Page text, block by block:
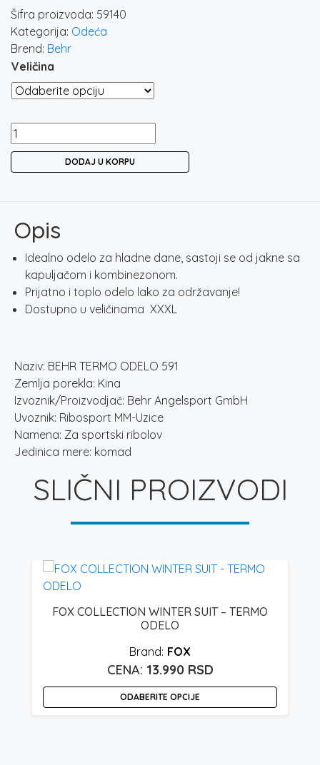
Šifra proizvoda: 59140
Kategorija: Odeća
Brend: Behr
Veličina
BEHR
TERMO
DODAJ U KORPU
Opis
Idealno odelo za hladne dane, sastoji se od jakne sa
kapuljačom i kombinezonom.
Prijatno i toplo odelo lako za održavanje!
Dostupno u veličinama XXXL
Naziv: BEHR TERMO ODELO 591
Zemlja porekla: Kina
Izvoznik/Proizvodjač: Behr Angelsport GmbH
Uvoznik: Ribosport MM-Uzice
Namena: Za sportski ribolov
Jedinica mere: komad
SLIČNI PROIZVODI
FOX COLLECTION WINTER SUIT – TERMO
ODELO
FOX
13.990 RSD
ODABERITE OPCIJE